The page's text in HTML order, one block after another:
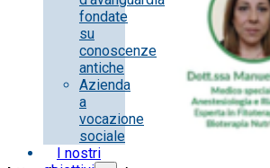
fondate
su
conoscenze
antiche
Azienda
a
vocazione
sociale
I nostri